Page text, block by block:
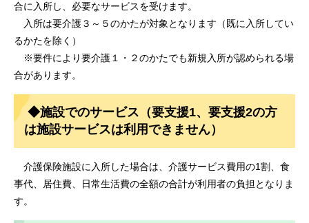
合に入所し、必要なサービスを受けます。
入所は要介護３～５のかたが対象となります（既に入所してい
るかたを除く）
※要件により要介護１・２のかたでも新規入所が認められる場
合があります。
◆施設でのサービス（要支援1、要支援2の方
は施設サービスは利用できません）
介護保険施設に入所した場合は、介護サービス費用の1割、食
事代、居住費、日常生活費の全額の合計が利用者の負担となりま
す。